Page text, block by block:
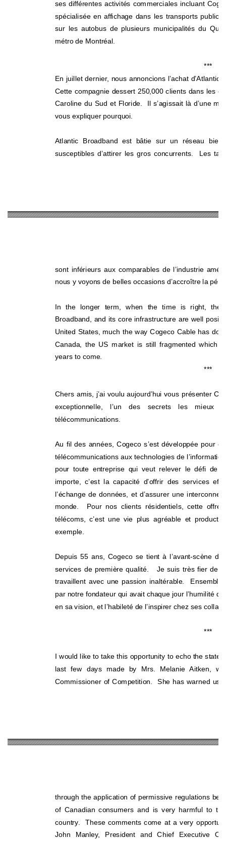
ses différentes activités commerciales incluant
spécialisée en affichage dans les transports publics
sur les autobus de plusieurs municipalités du
métro de Montréal.
***
En juillet dernier, nous annoncions l’achat d’Atlantic
Cette compagnie dessert 250,000 clients dans les
Caroline du Sud et Floride.  Il s’agissait là d’une
vous expliquer pourquoi.
Atlantic Broadband est bâtie sur un réseau
susceptibles d’attirer les gros concurrents.  Les
sont inférieurs aux comparables de l’industrie
nous y voyons de belles occasions d’accroître la
In the longer term, when the time is right, the
Broadband, and its core infrastructure are well
United States, much the way Cogeco Cable has
Canada, the US market is still fragmented which
years to come.
***
Chers amis, j’ai voulu aujourd’hui vous présenter
exceptionnelle, l’un des secrets les mieux
télécommunications.
Au fil des années, Cogeco s’est développée pour
télécommunications aux technologies de
pour toute entreprise qui veut relever le défi de
importe, c’est la capacité d’offrir des services
l’échange de données, et d’assurer une
monde.  Pour nos clients résidentiels, cette
télécoms, c’est une vie plus agréable et
exemple.
Depuis 55 ans, Cogeco se tient à l’avant-scène
services de première qualité.   Je suis très fier de
travaillent avec une passion inaltérable.
par notre fondateur qui avait chaque jour l’humilité
en sa vision, et l’habileté de l’inspirer chez ses
***
I would like to take this opportunity to echo the
last few days made by Mrs. Melanie Aitken,
Commissioner of Competition.  She has warned us
through the application of permissive regulations
of Canadian consumers and is very harmful to the
country.  These comments come at a very
John Manley, President and Chief Executive